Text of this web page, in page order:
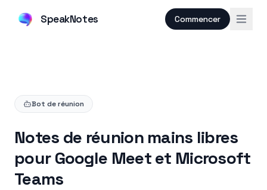
SpeakNotes Commencer
Bot de réunion
Notes de réunion mains libres
pour Google Meet et Microsoft
Teams